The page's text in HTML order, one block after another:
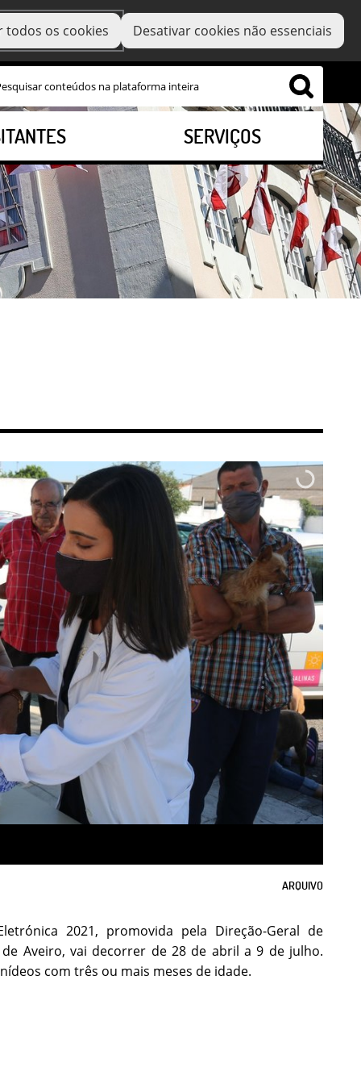
todos os cookies Desativar cookies não essenciais
SERVIÇOS
ARQUIVO
2021, promovida pela Direção-Geral de
Aveiro, vai decorrer de 28 de abril a 9 de julho.
com três ou mais meses de idade.